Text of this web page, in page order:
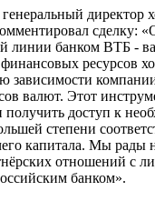
директор
сделку:
линии банком ВТБ -
ресурсов
зависимости
валют. Этот
получить доступ к
степени
капитала. Мы рады
отношений с
банком».